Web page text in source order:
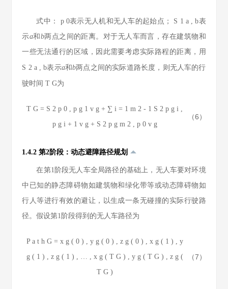
式中： p 0表示无人机和无人车的起始点； S 1 a , b表
示a和 b两点之间的距离。对于无人车而言，存在建筑物和
一些无法通行的区域，因此需要考虑实际路程的距离，用
S 2 a , b表示a和b两点之间的实际道路长度，则无人车的行
驶时间 T G为
T G = S 2 p 0 , p g 1 v g + ∑ i = 1 m 2 - 1 S 2 p g i ,
p g i + 1 v g + S 2 p g m 2 , p 0 v g
（6）
1.4.2 第2阶段：动态避障路径规划
在第1阶段无人车全局路径的基础上，无人车要对环境
中已知的静态障碍物如建筑物和绿化带等或动态障碍物如
行人等进行有效的避让，以生成一条无碰撞的实际行驶路
径。假设第1阶段得到的无人车路径为
P a t h G = x g ( 0 ) , y g ( 0 ) , z g ( 0 ) , x g ( 1 ) , y
g ( 1 ) , z g ( 1 ) , … , x g ( T G ) , y g ( T G ) , z g (
T G )
（7）